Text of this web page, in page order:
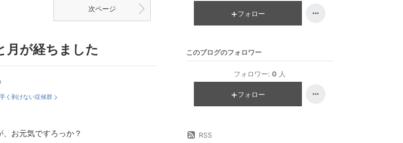
次ページ
月が経ちました
く剥けない症候群
お元気ですろっか？
フォロー
このブログのフォロワー
フォロワー: 0 人
フォロー
RSS